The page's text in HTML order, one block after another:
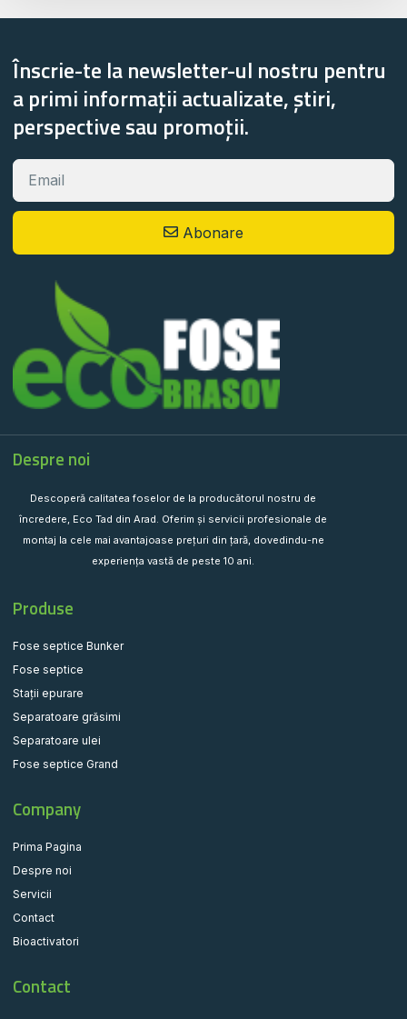
Înscrie-te la newsletter-ul nostru pentru
a primi informații actualizate, știri,
perspective sau promoții.
Abonare
Despre noi
Descoperă calitatea foselor de la producătorul nostru de
încredere, Eco Tad din Arad. Oferim și servicii profesionale de
montaj la cele mai avantajoase prețuri din țară, dovedindu-ne
experiența vastă de peste 10 ani.
Produse
Fose septice Bunker
Fose septice
Stații epurare
Separatoare grăsimi
Separatoare ulei
Fose septice Grand
Company
Prima Pagina
Despre noi
Servicii
Contact
Bioactivatori
Contact